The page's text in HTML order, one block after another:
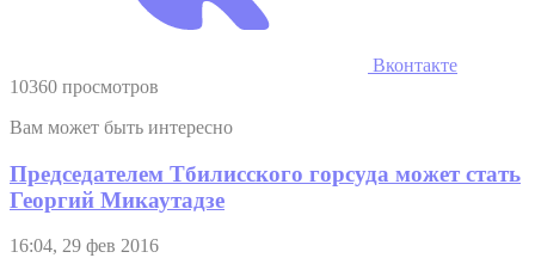
Вконтакте
10360 просмотров
Вам может быть интересно
Председателем Тбилисского горсуда может стать
Георгий Микаутадзе
16:04, 29 фев 2016